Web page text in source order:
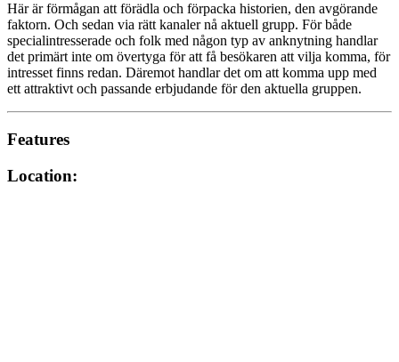
Här är förmågan att förädla och förpacka historien, den avgörande
faktorn. Och sedan via rätt kanaler nå aktuell grupp. För både
specialintresserade och folk med någon typ av anknytning handlar
det primärt inte om övertyga för att få besökaren att vilja komma, för
intresset finns redan. Däremot handlar det om att komma upp med
ett attraktivt och passande erbjudande för den aktuella gruppen.
Features
Location: